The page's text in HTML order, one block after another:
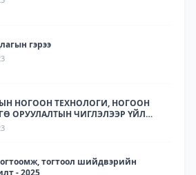
гэрээ
НОГООН ТЕХНОЛОГИ, НОГООН
ОРУУЛАЛТЫН ЧИГЛЭЛЭЭР ҮЙЛ
ЯВУУЛДАГ ЛАРИТЕК ХХК-ЫН
тогтоол шийдвэрийн
- 2025